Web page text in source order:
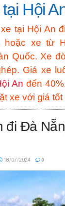
Hội
tại Hội An
hoặc xe từ
Quốc. Xe
Giá xe
An đến
xe với giá tốt
đi Đà
18/07/2024 0